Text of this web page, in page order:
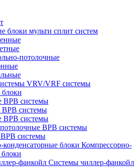
блоки мульти сплит систем
потолочные
VRV/VRF системы
ВРВ системы
ВРВ системы
ВРВ системы
ВРВ системы
системы
Компрессорно-
Системы чиллер-фанкойл